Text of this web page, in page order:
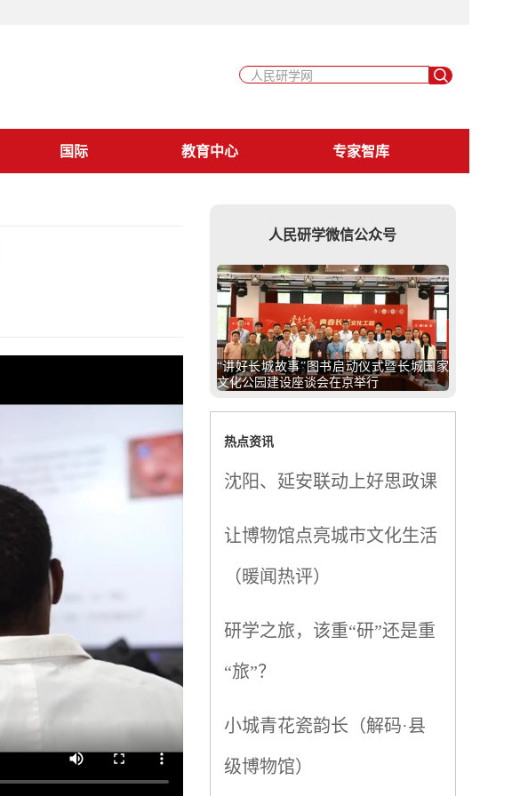
国际 教育中心 专家智库
人民研学微信公众号
“讲好长城故事”图书启动仪式暨长城国家
文化公园建设座谈会在京举行
热点资讯
沈阳、延安联动上好思政课
让博物馆点亮城市文化生活
（暖闻热评）
研学之旅，该重“研”还是重
“旅”？
小城青花瓷韵长（解码·县
级博物馆）